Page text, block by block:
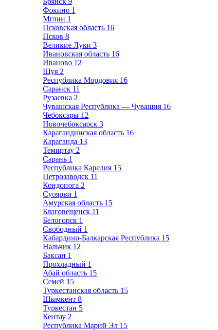
Фокино 1
Мглин 1
Псковская область 16
Псков 8
Великие Луки 3
Ивановская область 16
Иваново 12
Шуя 2
Республика Мордовия 16
Саранск 11
Рузаевка 2
Чувашская Республика — Чувашия 16
Чебоксары 12
Новочебоксарск 3
Карагандинская область 16
Караганда 13
Темиртау 2
Сарань 1
Республика Карелия 15
Петрозаводск 11
Кондопога 2
Суоярви 1
Амурская область 15
Благовещенск 11
Белогорск 1
Свободный 1
Кабардино-Балкарская Республика 15
Нальчик 12
Баксан 1
Прохладный 1
Абай область 15
Семей 15
Туркестанская область 15
Шымкент 8
Туркестан 5
Кентау 2
Республика Марий Эл 15